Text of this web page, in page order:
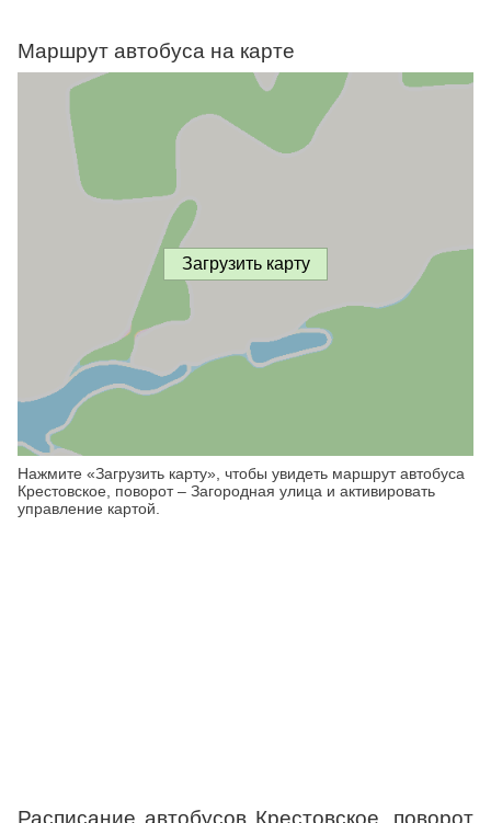
Маршрут автобуса на карте
Загрузить карту
Нажмите «Загрузить карту», чтобы увидеть маршрут автобуса
Крестовское, поворот – Загородная улица и активировать
управление картой.
Расписание автобусов Крестовское, поворот